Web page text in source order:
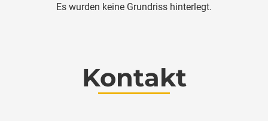
Es wurden keine Grundriss hinterlegt.
Kontakt